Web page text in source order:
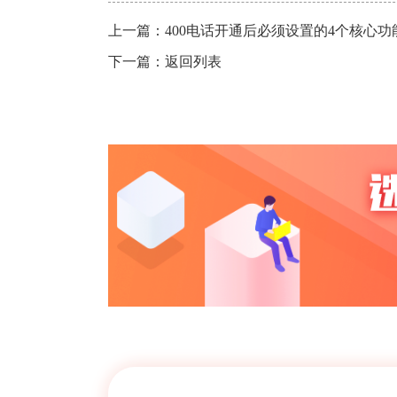
上一篇： 400电话开通后必须设置的4个核心功
下一篇： 返回列表